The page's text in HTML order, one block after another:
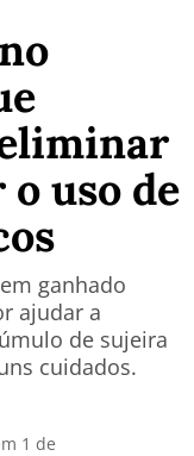
uso de
ganhado
ajudar a
de sujeira
cuidados.
1 de